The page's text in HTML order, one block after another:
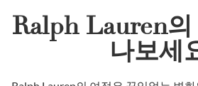
Ralph Lauren
나보세